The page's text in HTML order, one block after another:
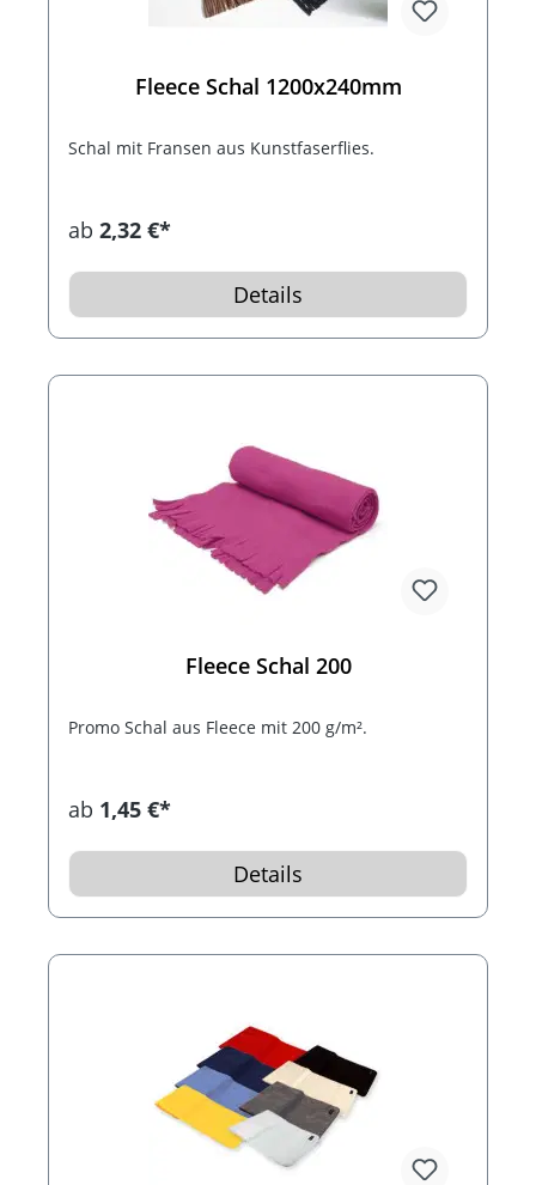
Fleece Schal 1200x240mm
Schal mit Fransen aus Kunstfaserflies.
ab 2,32 €*
Details
Fleece Schal 200
Promo Schal aus Fleece mit 200 g/m².
ab 1,45 €*
Details